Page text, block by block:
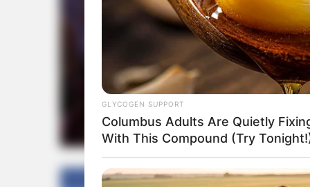
Facebook Twitter
GLYCOGEN SUPPORT
Columbus Adults Are Quietly
With This Compound (Try